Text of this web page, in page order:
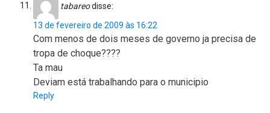
tabareodisse:
13 de fevereiro de 2009 às 16:22
Com menos de dois meses de governo ja precisa de
tropa de choque????
Ta mau
Deviam está trabalhando para o municipio
Reply